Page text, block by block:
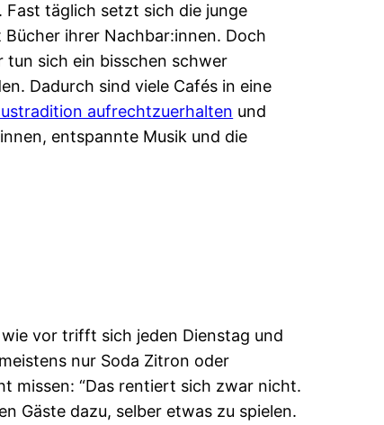
Fast täglich setzt sich die junge
ihrer Nachbar:innen. Doch
tun sich ein bisschen schwer
Dadurch sind viele Cafés in eine
aufrechtzuerhalten und
entspannte Musik und die
vor trifft sich jeden Dienstag und
nur Soda Zitron oder
missen: “Das rentiert sich zwar nicht.
Gäste dazu, selber etwas zu spielen.